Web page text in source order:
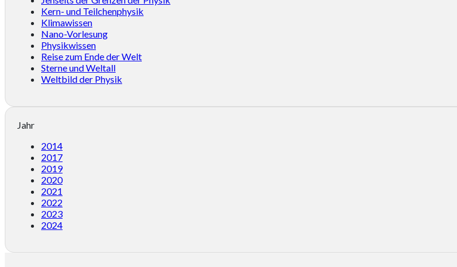
Kern- und Teilchenphysik
Klimawissen
Nano-Vorlesung
Physikwissen
Reise zum Ende der Welt
Sterne und Weltall
Weltbild der Physik
Jahr
2014
2017
2019
2020
2021
2022
2023
2024